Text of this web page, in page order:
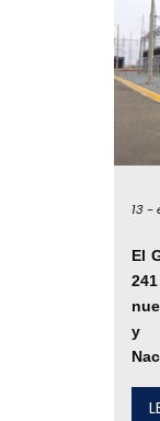
13 -
El
y